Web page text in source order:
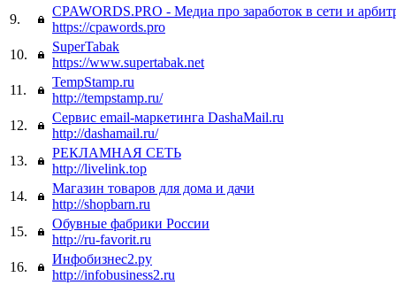
9.
CPAWORDS.PRO - Медиа про заработок в сети и
https://cpawords.pro
10.
SuperTabak
https://www.supertabak.net
11.
TempStamp.ru
http://tempstamp.ru/
12.
Сервис email-маркетинга DashaMail.ru
http://dashamail.ru/
13.
РЕКЛАМНАЯ СЕТЬ
http://livelink.top
14.
Магазин товаров для дома и дачи
http://shopbarn.ru
15.
Обувные фабрики России
http://ru-favorit.ru
16.
Инфобизнес2.ру
http://infobusiness2.ru